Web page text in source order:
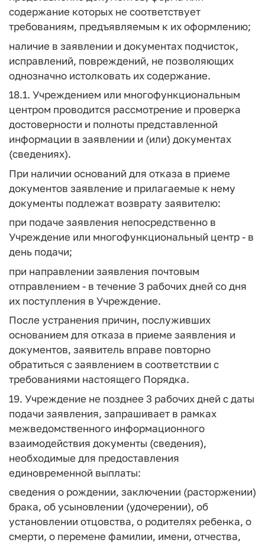
содержание которых не соответствует
требованиям, предъявляемым к их оформлению;
наличие в заявлении и документах подчисток,
исправлений, повреждений, не позволяющих
однозначно истолковать их содержание.
18.1. Учреждением или многофункциональным
центром проводится рассмотрение и проверка
достоверности и полноты представленной
информации в заявлении и (или) документах
(сведениях).
При наличии оснований для отказа в приеме
документов заявление и прилагаемые к нему
документы подлежат возврату заявителю:
при подаче заявления непосредственно в
Учреждение или многофункциональный центр - в
день подачи;
при направлении заявления почтовым
отправлением - в течение 3 рабочих дней со дня
их поступления в Учреждение.
После устранения причин, послуживших
основанием для отказа в приеме заявления и
документов, заявитель вправе повторно
обратиться с заявлением в соответствии с
требованиями настоящего Порядка.
19. Учреждение не позднее 3 рабочих дней с даты
подачи заявления, запрашивает в рамках
межведомственного информационного
взаимодействия документы (сведения),
необходимые для предоставления
единовременной выплаты:
сведения о рождении, заключении (расторжении)
брака, об усыновлении (удочерении), об
установлении отцовства, о родителях ребенка, о
смерти, о перемене фамилии, имени, отчества,